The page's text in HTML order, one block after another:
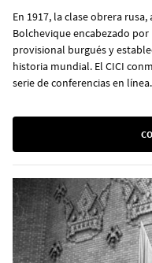
En 1917, la clase obrera
Bolchevique encabezado
provisional burgués y
historia mundial. El CICI
serie de conferencias en línea.